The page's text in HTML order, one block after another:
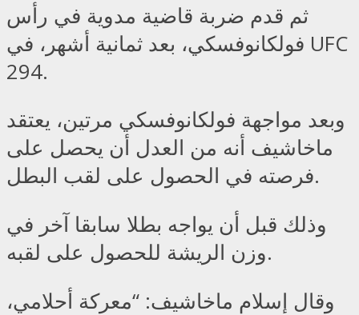
ثم قدم ضربة قاضية مدوية في رأس
فولكانوفسكي، بعد ثمانية أشهر، في UFC
294.
وبعد مواجهة فولكانوفسكي مرتين، يعتقد
ماخاشيف أنه من العدل أن يحصل على
فرصته في الحصول على لقب البطل.
وذلك قبل أن يواجه بطلا سابقا آخر في
وزن الريشة للحصول على لقبه.
وقال إسلام ماخاشيف: “معركة أحلامي،